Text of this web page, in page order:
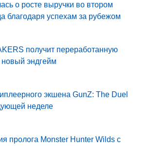
о росте выручки во втором
благодаря успехам за рубежом
получит переработанную
эндгейм
экшена GunZ: The Duel
неделе
пролога Monster Hunter Wilds с